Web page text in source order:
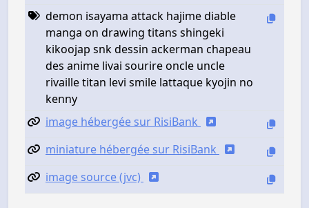
demon isayama attack hajime diable
manga on drawing titans shingeki
kikoojap snk dessin ackerman chapeau
des anime livai sourire oncle uncle
rivaille titan levi smile lattaque kyojin no
kenny
image hébergée sur RisiBank
miniature hébergée sur RisiBank
image source (jvc)